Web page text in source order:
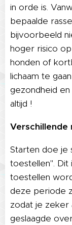
in orde is.
bepaalde
bijvoorbeeld
hoger risico
honden of
lichaam te
gezondheid
altijd !
Verschillende
Starten doe je
toestellen". Dit
toestellen
deze periode
zodat je zeker
geslaagde